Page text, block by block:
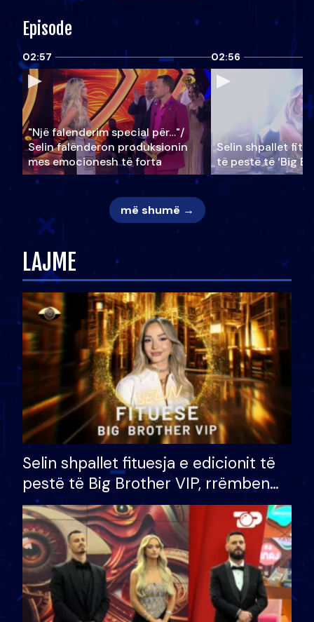
Episode
02:57
"Një falenderim special për…"/
Selin falënderon produksionin
mes emocionesh të forta
02:56
Selin shpallet
të pestë të ‘Big
më shumë →
LAJME
Selin shpallet fituesja e edicionit të
pestë të Big Brother VIP, rrëmben
çmimin e madh prej 100 mijë eurosh